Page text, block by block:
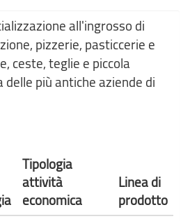
all'ingrosso di
pizzerie, pasticcerie e
ceste, teglie e piccola
più antiche aziende di
Tipologia
attività
economica
Linea di
prodotto